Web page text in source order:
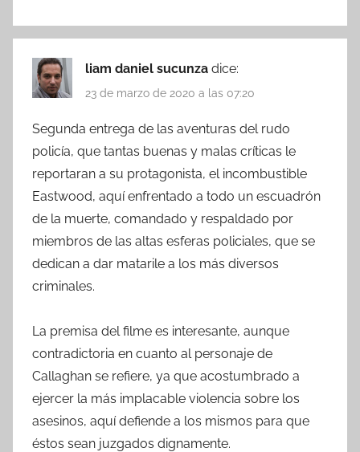
liam daniel sucunza dice:
23 de marzo de 2020 a las 07:20
Segunda entrega de las aventuras del rudo
policía, que tantas buenas y malas críticas le
reportaran a su protagonista, el incombustible
Eastwood, aquí enfrentado a todo un escuadrón
de la muerte, comandado y respaldado por
miembros de las altas esferas policiales, que se
dedican a dar matarile a los más diversos
criminales.
La premisa del filme es interesante, aunque
contradictoria en cuanto al personaje de
Callaghan se refiere, ya que acostumbrado a
ejercer la más implacable violencia sobre los
asesinos, aquí defiende a los mismos para que
éstos sean juzgados dignamente.